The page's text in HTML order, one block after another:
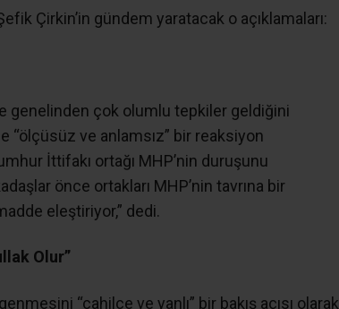
Çirkin’in gündem yaratacak o açıklamaları:
genelinden çok olumlu tepkiler geldiğini
“ölçüsüz ve anlamsız” bir reaksiyon
İttifakı ortağı MHP’nin duruşunu
önce ortakları MHP’nin tavrına bir
eleştiriyor,” dedi.
Olur”
“cahilce ve yanlı” bir bakış açısı olarak